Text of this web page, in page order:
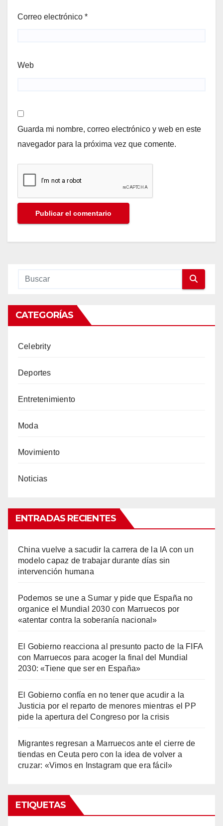
Correo electrónico *
Web
Guarda mi nombre, correo electrónico y web en este
navegador para la próxima vez que comente.
CATEGORÍAS
Celebrity
Deportes
Entretenimiento
Moda
Movimiento
Noticias
ENTRADAS RECIENTES
China vuelve a sacudir la carrera de la IA con un
modelo capaz de trabajar durante días sin
intervención humana
Podemos se une a Sumar y pide que España no
organice el Mundial 2030 con Marruecos por
«atentar contra la soberanía nacional»
El Gobierno reacciona al presunto pacto de la FIFA
con Marruecos para acoger la final del Mundial
2030: «Tiene que ser en España»
El Gobierno confía en no tener que acudir a la
Justicia por el reparto de menores mientras el PP
pide la apertura del Congreso por la crisis
Migrantes regresan a Marruecos ante el cierre de
tiendas en Ceuta pero con la idea de volver a
cruzar: «Vimos en Instagram que era fácil»
ETIQUETAS